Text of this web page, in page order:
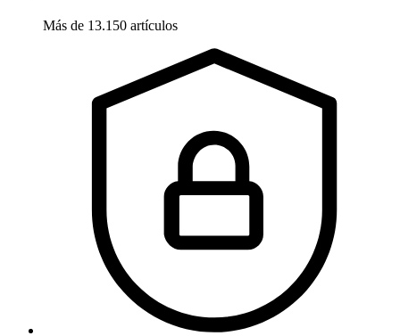
Más de 13.150 artículos